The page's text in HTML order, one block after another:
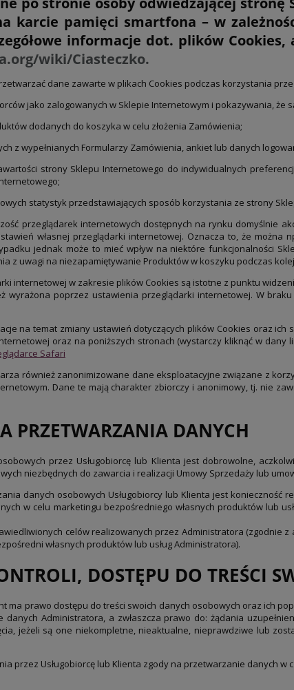
karcie pamięci smartfona – w
informacje dot. plików
wiki/Ciasteczko.
dane zawarte w plikach Cookies podczas korzystania
jako zalogowanych w Sklepie Internetowym i pokazywania, że
dodanych do koszyka w celu złożenia Zamówienia;
z wypełnianych Formularzy Zamówienia, ankiet lub danych
strony Sklepu Internetowego do indywidualnych
statystyk przedstawiających sposób korzystania ze strony
przeglądarek internetowych dostępnych na rynku domyślnie
własnej przeglądarki internetowej. Oznacza to, że można
jednak może to mieć wpływ na niektóre funkcjonalności
z uwagi na niezapamiętywanie Produktów w koszyku podczas
internetowej w zakresie plików Cookies są istotne z punktu
wyrażona poprzez ustawienia przeglądarki internetowej. W
na temat zmiany ustawień dotyczących plików Cookies oraz
oraz na poniższych stronach (wystarczy kliknąć w dany
Safari
również zanonimizowane dane eksploatacyjne związane z
Dane te mają charakter zbiorczy i anonimowy, tj. nie
PRZETWARZANIA DANYCH
przez Usługobiorcę lub Klienta jest dobrowolne,
niezbędnych do zawarcia i realizacji Umowy Sprzedaży lub
danych osobowych Usługobiorcy lub Klienta jest konieczność
w celu marketingu bezpośredniego własnych produktów lub
celów realizowanych przez Administratora
własnych produktów lub usług Administratora).
DOSTĘPU DO TREŚCI
ma prawo dostępu do treści swoich danych osobowych oraz ich
danych Administratora, a zwłaszcza prawo do: żądania
jeżeli są one niekompletne, nieaktualne, nieprawdziwe lub
przez Usługobiorcę lub Klienta zgody na przetwarzanie danych